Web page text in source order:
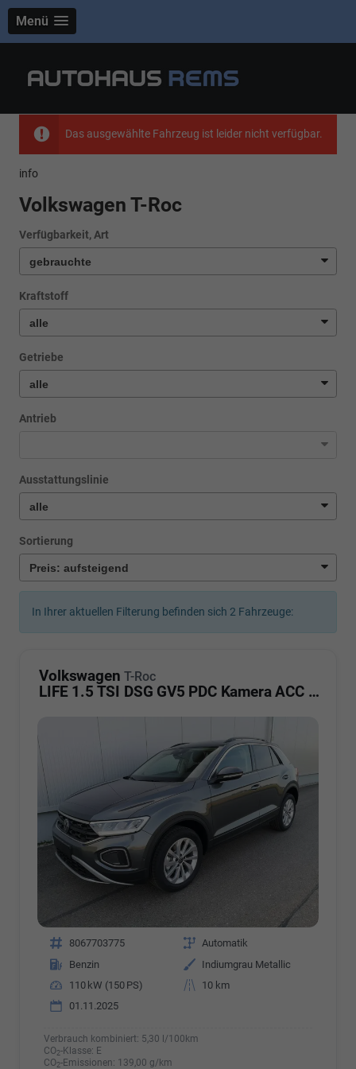
Menü
Das ausgewählte Fahrzeug ist leider nicht verfügbar.
info
Volkswagen T-Roc
Verfügbarkeit, Art
Kraftstoff
Getriebe
Antrieb
Ausstattungslinie
Sortierung
In Ihrer aktuellen Filterung befinden sich 2 Fahrzeuge:
Volkswagen T-Roc
LIFE 1.5 TSI DSG GV5 PDC Kamera ACC LED Sunset
Fahrzeugnr. 8067703775 Getriebe Automatik
Kraftstoff
Benzin Außenfarbe Indiumgrau Metallic
Leistung
110 kW (150 PS) Kilometerstand
10 km
01.11.2025
Verbrauch kombiniert: 5,30 l/100km
CO2-Klasse: E
CO2-Emissionen: 139,00 g/km